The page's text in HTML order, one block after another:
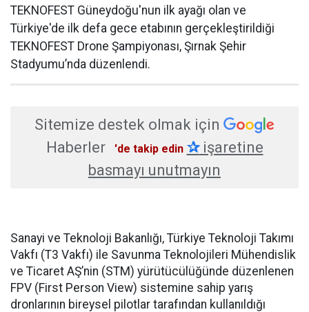
TEKNOFEST Güneydoğu'nun ilk ayağı olan ve
Türkiye'de ilk defa gece etabının gerçekleştirildiği
TEKNOFEST Drone Şampiyonası, Şırnak Şehir
Stadyumu’nda düzenlendi.
Sitemize destek olmak için
Haberler
'de takip edin ✰işaretine
basmayı unutmayın
Sanayi ve Teknoloji Bakanlığı, Türkiye Teknoloji Takımı
Vakfı (T3 Vakfı) ile Savunma Teknolojileri Mühendislik
ve Ticaret AŞ’nin (STM) yürütücülüğünde düzenlenen
FPV (First Person View) sistemine sahip yarış
dronlarının bireysel pilotlar tarafından kullanıldığı